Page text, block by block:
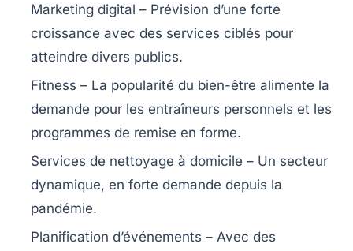
Marketing digital – Prévision d’une forte
croissance avec des services ciblés pour
atteindre divers publics.
Fitness – La popularité du bien-être alimente la
demande pour les entraîneurs personnels et les
programmes de remise en forme.
Services de nettoyage à domicile – Un secteur
dynamique, en forte demande depuis la
pandémie.
Planification d’événements – Avec des